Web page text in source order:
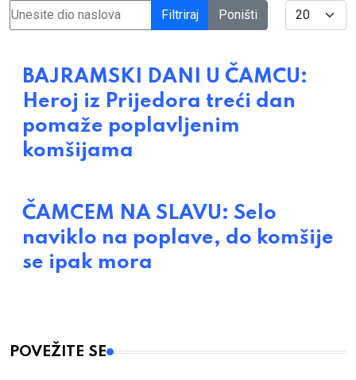
Unesite dio naslova Filtriraj Poništi Display #
BAJRAMSKI DANI U ČAMCU:
Heroj iz Prijedora treći dan
pomaže poplavljenim
komšijama
ČAMCEM NA SLAVU: Selo
naviklo na poplave, do komšije
se ipak mora
POVEŽITE SE